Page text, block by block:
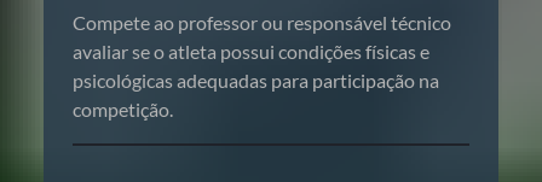
Compete ao professor ou responsável técnico
avaliar se o atleta possui condições físicas e
psicológicas adequadas para participação na
competição.